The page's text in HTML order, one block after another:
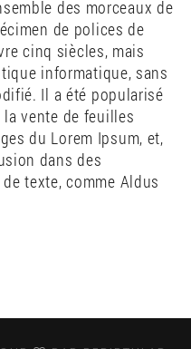
des morceaux de
de polices de
cinq siècles, mais
informatique, sans
Il a été popularisé
la vente de feuilles
du Lorem Ipsum, et,
dans des
texte, comme Aldus